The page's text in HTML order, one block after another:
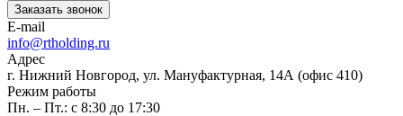
Заказать звонок
E-mail
info@rtholding.ru
Адрес
г. Нижний Новгород, ул. Мануфактурная, 14А (офис 410)
Режим работы
Пн. – Пт.: с 8:30 до 17:30